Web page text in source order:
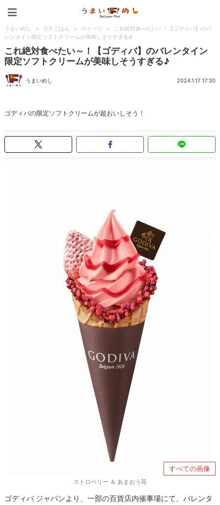
うまいめし > ウチごはん > スイーツ >
これ絶対食べたい～！【ゴディバ】のバ
レンタイン限定ソフトクリームが美味しそうすぎる♪
これ絶対食べたい～！【ゴディバ】のバレンタイン
限定ソフトクリームが美味しそうすぎる♪
うまいめし 2024.1.17 17:30
ゴディバの限定ソフトクリームが超おいしそう！
すべての画像
ストロベリー ＆ あまおう苺
ゴディバ ジャパンより、一部の百貨店内催事場にて、バレンタ